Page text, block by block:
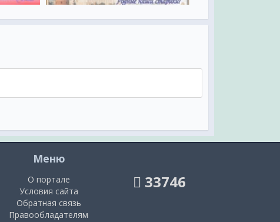
Меню
О портале
Условия сайта
Обратная связь
Правообладателям
33746